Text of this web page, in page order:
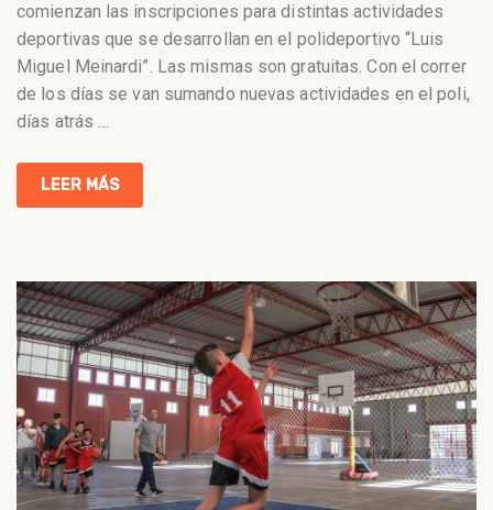
comienzan las inscripciones para distintas actividades
deportivas que se desarrollan en el polideportivo “Luis
Miguel Meinardi”. Las mismas son gratuitas. Con el correr
de los días se van sumando nuevas actividades en el poli,
días atrás…
LEER MÁS